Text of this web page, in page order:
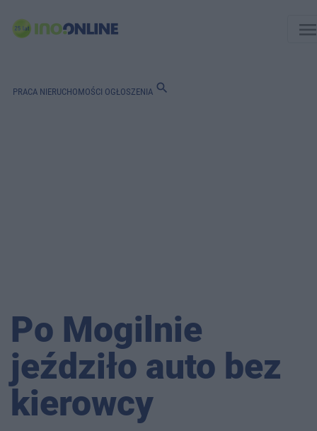
PRACA NIERUCHOMOŚCI OGŁOSZENIA search
Po Mogilnie
jeździło auto bez
kierowcy